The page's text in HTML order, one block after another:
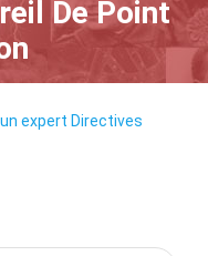
De Point
expert Directives